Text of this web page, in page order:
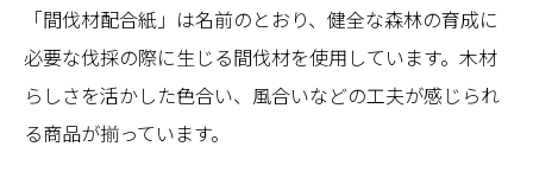
「間伐材配合紙」は名前のとおり、健全な森林の育成に
必要な伐採の際に生じる間伐材を使用しています。木材
らしさを活かした色合い、風合いなどの工夫が感じられ
る商品が揃っています。